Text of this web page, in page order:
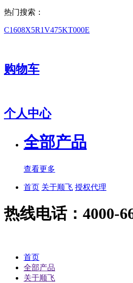
热门搜索：
C1608X5R1V475KT000E
购物车
个人中心
全部产品
查看更多
首页 关于顺飞 授权代理
热线电话：4000-
首页
全部产品
关于顺飞